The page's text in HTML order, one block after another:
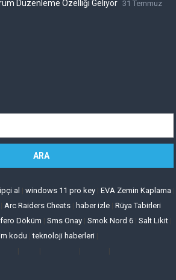
Düzenleme Özelliği Geliyor 31 Temmuz
al windows 11 pro key| EVA Zemin Kaplama
Arc Raiders Cheats| haber izle| Rüya Tabirleri
Döküm Sms Onay Smok Nord 6 Salt Likit
kodu |teknoloji haberleri|